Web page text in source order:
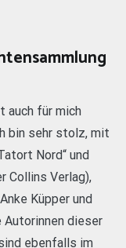
auch für mich
bin sehr stolz, mit
Nord“ und
Collins Verlag),
Küpper und
Autorinnen dieser
ebenfalls im